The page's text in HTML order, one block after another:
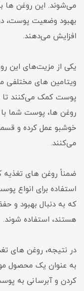
می‌شوند. این روغن ها
بهبود وضعیت پوست،
افزایش می‌دهند.
یکی از مزیت‌های این
پوست کمک می‌کنند تا
روغن ها، پوست شما
خوشبو عمل کرده و
می‌کنند.
ضمناً روغن های تغذیه
استفاده برای انواع
که به دنبال بهبود و
هستند، استفاده شوند.
در نتیجه، روغن های
به عنوان یک محصول
کردن و آبرسانی به